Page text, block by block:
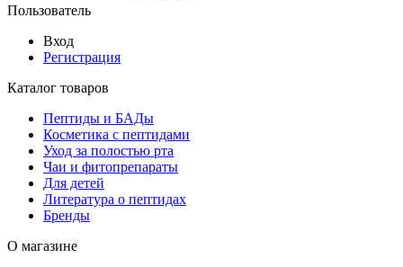
Пользователь
Вход
Регистрация
Каталог товаров
Пептиды и БАДы
Косметика с пептидами
Уход за полостью рта
Чаи и фитопрепараты
Для детей
Литература о пептидах
Бренды
О магазине